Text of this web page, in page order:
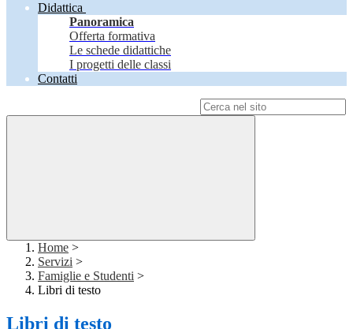
Didattica
Panoramica
Offerta formativa
Le schede didattiche
I progetti delle classi
Contatti
Home >
Servizi >
Famiglie e Studenti >
Libri di testo
Libri di testo